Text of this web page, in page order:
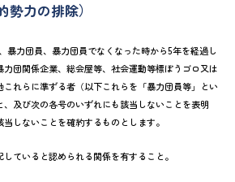
勢力の排除）
暴力団員、暴力団員でなくなった時から5年を経過し
団関係企業、総会屋等、社会運動等標ぼうゴロ又は
れらに準ずる者（以下これらを「暴力団員等」とい
及び次の各号のいずれにも該当しないことを表明
しないことを確約するものとします。
ていると認められる関係を有すること。